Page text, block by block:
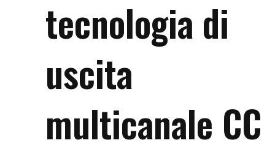
tecnologia di
uscita
multicanale CC